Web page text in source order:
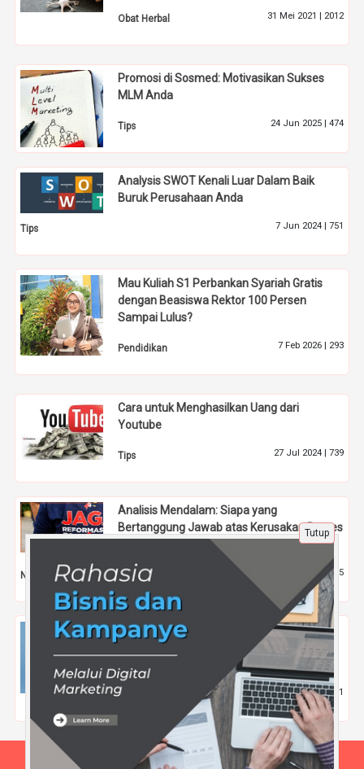
Obat Herbal 31 Mei 2021 | 2012
Promosi di Sosmed: Motivasikan Sukses
MLM Anda
Tips 24 Jun 2025 | 474
Analysis SWOT Kenali Luar Dalam Baik
Buruk Perusahaan Anda
Tips 7 Jun 2024 | 751
Mau Kuliah S1 Perbankan Syariah Gratis
dengan Beasiswa Rektor 100 Persen
Sampai Lulus?
Pendidikan 7 Feb 2026 | 293
Cara untuk Menghasilkan Uang dari
Youtube
Tips 27 Jul 2024 | 739
Analisis Mendalam: Siapa yang
Bertanggung Jawab atas Kerusakan Proses
Nasional 12 Feb 2024 | 1465
Model Adaptif Penguatan Tim Solid dalam
Strategi Loyalitas Berbasis Lokasi untuk
Tips 28 Mei 2026 |141
Tutup